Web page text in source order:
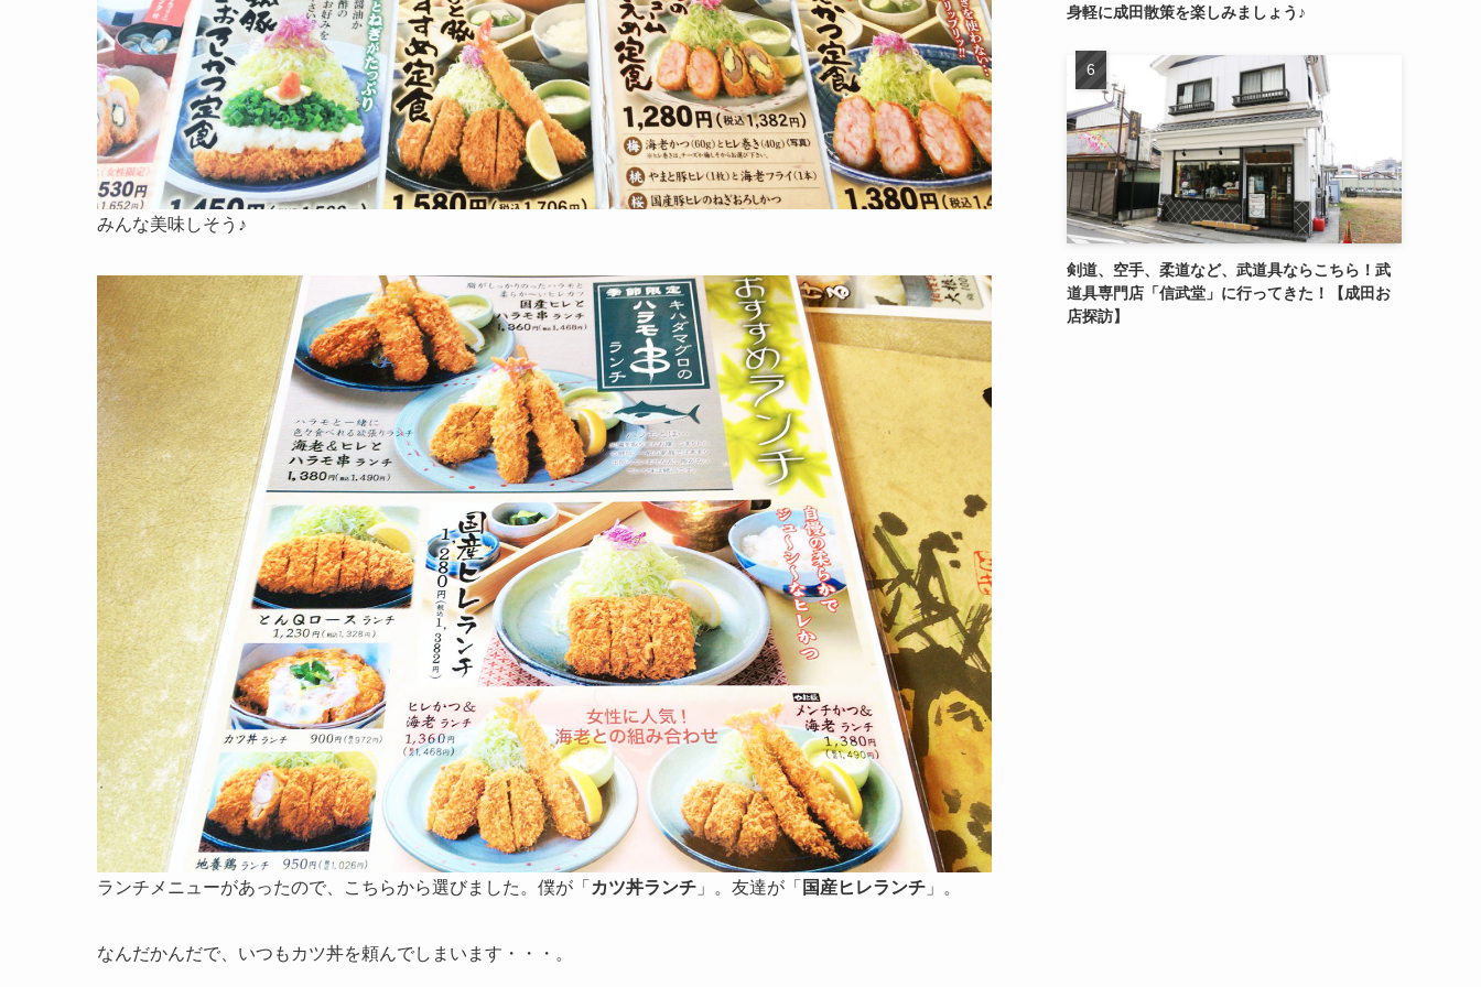
みんな美味しそう♪
ランチメニューがあったので、こちらから選びました。僕が「 カツ丼ランチ 」。友達が「 国産ヒレランチ 」。
なんだかんだで、いつもカツ丼を頼んでしまいます・・・。
身軽に成田散策を楽しみましょう♪
剣道、空手、柔道など、武道具ならこちら！武
道具専門店「信武堂」に行ってきた！【成田お
店探訪】